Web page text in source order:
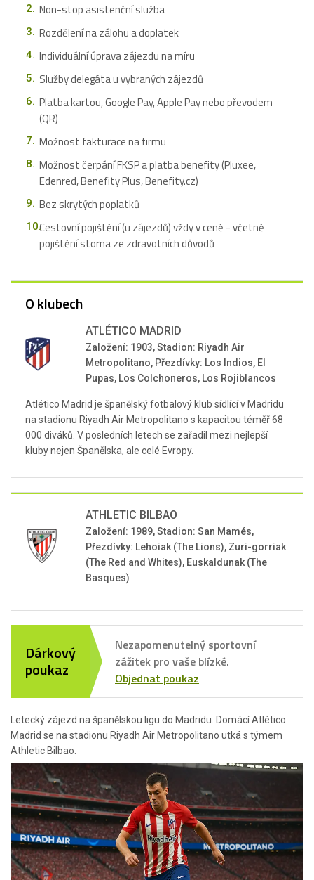
Letecký zájezd na španělskou ligu do Madridu. Domácí Atlético
Madrid se na stadionu Riyadh Air Metropolitano utká s týmem
Athletic Bilbao.
Non-stop asistenční služba
Rozdělení na zálohu a doplatek
Individuální úprava zájezdu na míru
Služby delegáta u vybraných zájezdů
Platba kartou, Google Pay, Apple Pay nebo převodem
(QR)
Možnost fakturace na firmu
Možnost čerpání FKSP a platba benefity (Pluxee,
Edenred, Benefity Plus, Benefity.cz)
Bez skrytých poplatků
Cestovní pojištění (u zájezdů) vždy v ceně - včetně
pojištění storna ze zdravotních důvodů
O klubech
ATLÉTICO MADRID
Založení: 1903, Stadion: Riyadh Air
Metropolitano, Přezdívky: Los Indios, El
Pupas, Los Colchoneros, Los Rojiblancos
Atlético Madrid je španělský fotbalový klub sídlící v Madridu
na stadionu Riyadh Air Metropolitano s kapacitou téměř 68
000 diváků. V posledních letech se zařadil mezi nejlepší
kluby nejen Španělska, ale celé Evropy.
ATHLETIC BILBAO
Založení: 1989, Stadion: San Mamés,
Přezdívky: Lehoiak (The Lions), Zuri-gorriak
(The Red and Whites), Euskaldunak (The
Basques)
Dárkový
poukaz
Nezapomenutelný sportovní
zážitek pro vaše blízké.
Objednat poukaz